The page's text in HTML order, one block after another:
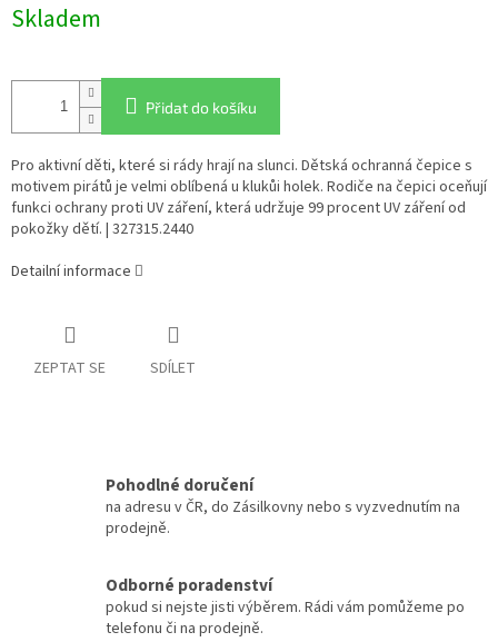
cena:
Skladem
Přidat do košíku
Pro aktivní děti, které si rády hrají na slunci. Dětská ochranná čepice s
motivem pirátů je velmi oblíbená u klukůi holek. Rodiče na čepici oceňují
funkci ochrany proti UV záření, která udržuje 99 procent UV záření od
pokožky dětí. | 327315.2440
Detailní informace
ZEPTAT SE SDÍLET
Pohodlné doručení
na adresu v ČR, do Zásilkovny nebo s vyzvednutím na
prodejně.
Odborné poradenství
pokud si nejste jisti výběrem. Rádi vám pomůžeme po
telefonu či na prodejně.